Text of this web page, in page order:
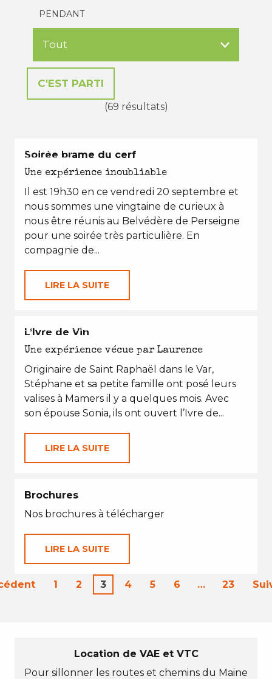
PENDANT
(69 résultats)
L'AUTOMNE
Soirée brame du cerf
Une expérience inoubliable
Il est 19h30 en ce vendredi 20 septembre et
nous sommes une vingtaine de curieux à
nous être réunis au Belvédère de Perseigne
pour une soirée très particulière. En
compagnie de...
LIRE LA SUITE
EN TOUTES SAISONS
L’Ivre de Vin
Une expérience vécue par Laurence
Originaire de Saint Raphaël dans le Var,
Stéphane et sa petite famille ont posé leurs
valises à Mamers il y a quelques mois. Avec
son épouse Sonia, ils ont ouvert l’Ivre de...
LIRE LA SUITE
Brochures
Nos brochures à télécharger
LIRE LA SUITE
1 2 3 4 5 6 … 23
Location de VAE et VTC
Pour sillonner les routes et chemins du Maine